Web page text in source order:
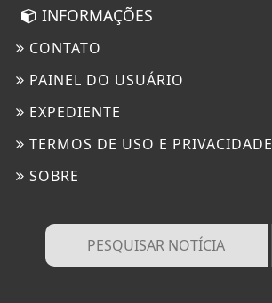
INFORMAÇÕES
CONTATO
PAINEL DO USUÁRIO
EXPEDIENTE
TERMOS DE USO E PRIVACIDADE
SOBRE